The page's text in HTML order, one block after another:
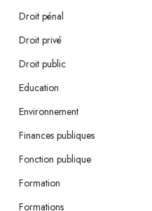
Droit pénal
Droit privé
Droit public
Education
Environnement
Finances publiques
Fonction publique
Formation
Formations